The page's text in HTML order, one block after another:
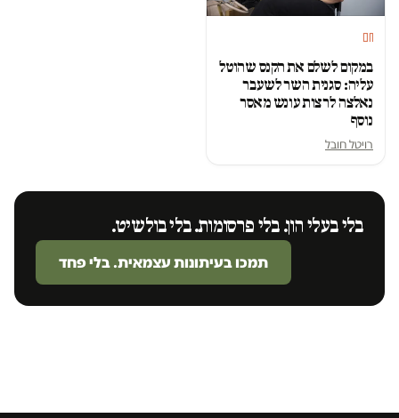
חם
במקום לשלם את הקנס שהוטל
עליה: סגנית השר לשעבר
נאלצה לרצות עונש מאסר
נוסף
רויטל חובל
בלי בעלי הון. בלי פרסומות. בלי בולשיט.
תמכו בעיתונות עצמאית. בלי פחד